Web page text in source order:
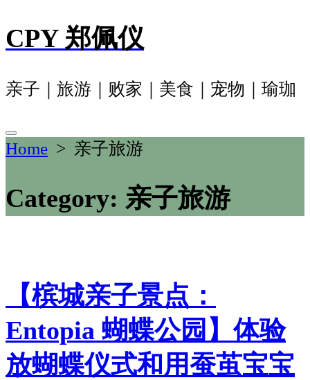
Skip
to
CPY 郑佩仪
亲子｜旅游｜败家｜美食｜宠物｜瑜珈
Search
Toggle
Home > 亲子旅游
Category: 亲子旅游
【槟城亲子景点：
Entopia 蝴蝶公园】体验
放蝴蝶仪式和用蚕茧宝宝